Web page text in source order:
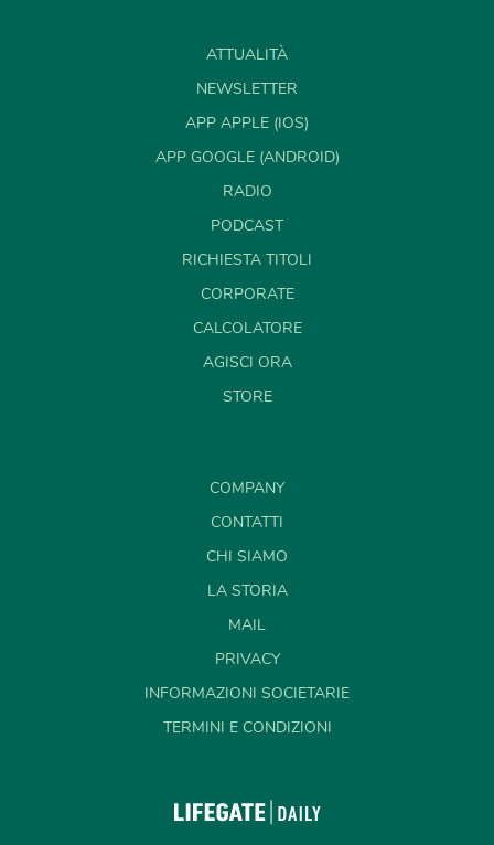
ATTUALITÀ
NEWSLETTER
APP APPLE (IOS)
APP GOOGLE (ANDROID)
RADIO
PODCAST
RICHIESTA TITOLI
CORPORATE
CALCOLATORE
AGISCI ORA
STORE
COMPANY
CONTATTI
CHI SIAMO
LA STORIA
MAIL
PRIVACY
INFORMAZIONI SOCIETARIE
TERMINI E CONDIZIONI